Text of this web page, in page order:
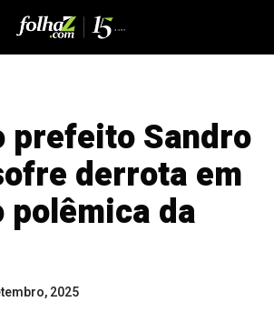
prefeito Sandro
derrota em
polêmica da
2025